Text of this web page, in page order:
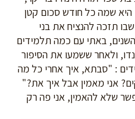
שמה כל חודש סכום קטן
תזכה להנציח את בני
באתי עם כמה תלמידים
ולאחר ששמעו את הסיפור
: "סבתא, איך אחרי כל מה
אני מאמין אבל איך את?"
שלא להאמין, אני פה רק